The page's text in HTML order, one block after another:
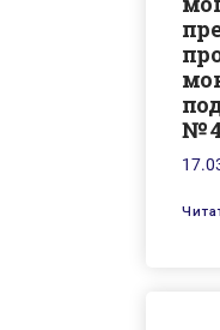
№